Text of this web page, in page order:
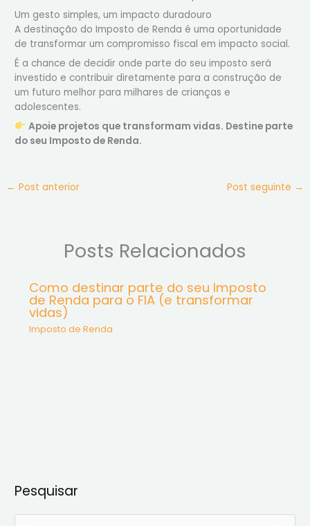
Um gesto simples, um impacto duradouro
A destinação do Imposto de Renda é uma oportunidade
de transformar um compromisso fiscal em impacto social.
É a chance de decidir onde parte do seu imposto será
investido e contribuir diretamente para a construção de
um futuro melhor para milhares de crianças e
adolescentes.
Apoie projetos que transformam vidas. Destine parte
do seu Imposto de Renda.
← Post anterior Post seguinte →
Posts Relacionados
Como destinar parte do seu Imposto
de Renda para o FIA (e transformar
vidas)
Imposto de Renda
Pesquisar